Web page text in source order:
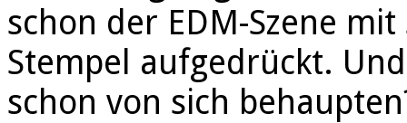
schon der EDM-Szene
Stempel aufgedrückt.
schon von sich